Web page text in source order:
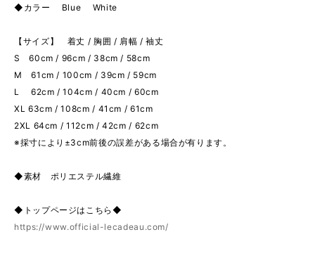
◆カラー Blue White
【サイズ】 着丈 / 胸囲 / 肩幅 / 袖丈
S 60cm / 96cm / 38cm / 58cm
M 61cm / 100cm / 39cm / 59cm
L 62cm / 104cm / 40cm / 60cm
XL 63cm / 108cm / 41cm / 61cm
2XL 64cm / 112cm / 42cm / 62cm
※採寸により±3cm前後の誤差がある場合が有ります。
◆素材 ポリエステル繊維
◆トップページはこちら◆
https://www.official-lecadeau.com/